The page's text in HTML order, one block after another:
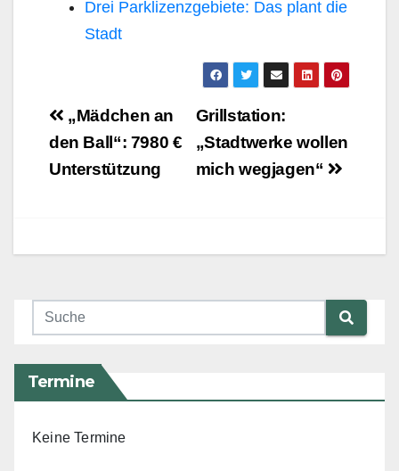
Drei Parklizenzgebiete: Das plant die
Stadt
Beitragsnavigation
Grillstation:
„Stadtwerke wollen
mich wegjagen“
„Mädchen an
den Ball“: 7980 €
Unterstützung
Termine
Keine Termine